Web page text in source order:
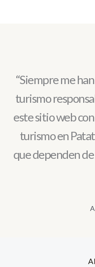
“Siempre me
turismo
este sitio web
turismo en
que dependen